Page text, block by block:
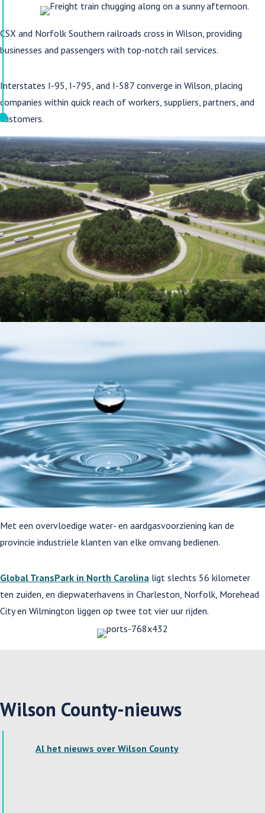
CSX and Norfolk Southern railroads cross in Wilson, providing
businesses and passengers with top-notch rail services.
Interstates I-95, I-795, and I-587 converge in Wilson, placing
companies within quick reach of workers, suppliers, partners, and
customers.
Met een overvloedige water- en aardgasvoorziening kan de
provincie industriële klanten van elke omvang bedienen.
Global TransPark in North Carolina ligt slechts 56 kilometer
ten zuiden, en diepwaterhavens in Charleston, Norfolk, Morehead
City en Wilmington liggen op twee tot vier uur rijden.
Wilson County-nieuws
Al het nieuws over Wilson County